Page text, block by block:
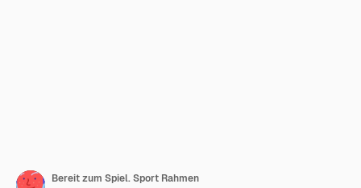
Bereit zum Spiel. Sport Rahmen